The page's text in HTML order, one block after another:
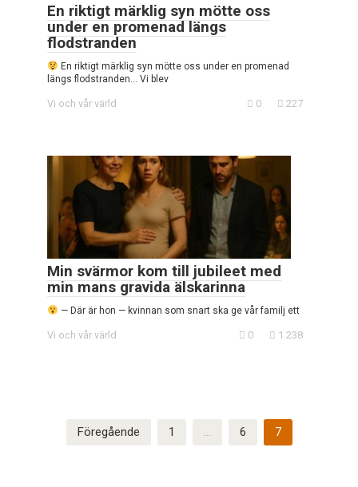
En riktigt märklig syn mötte oss
under en promenad längs
flodstranden
En riktigt märklig syn mötte oss under en promenad
längs flodstranden… Vi blev
Vi och vår värld 0 227
Min svärmor kom till jubileet med
min mans gravida älskarinna
— Där är hon — kvinnan som snart ska ge vår familj ett
Vi och vår värld 0 1 238
SidnumreringFöregående 1 … 6 7